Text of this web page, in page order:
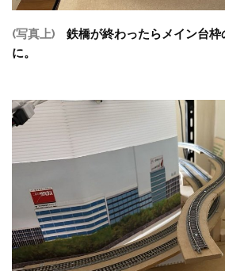
(写真上)
鉄橋が終わったらメイン台
に。